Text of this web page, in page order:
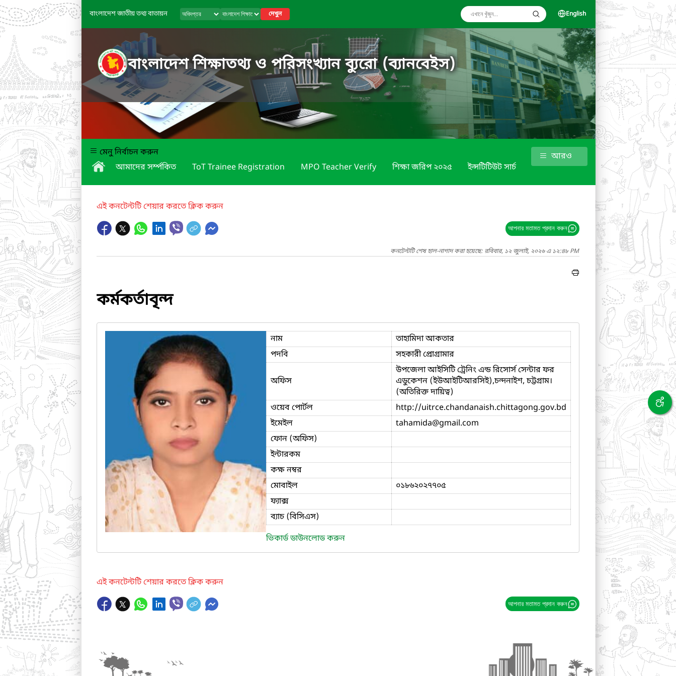
বাংলাদেশ জাতীয় তথ্য বাতায়ন দেখুন English
বাংলাদেশ শিক্ষাতথ্য ও পরিসংখ্যান ব্যুরো (ব্যানবেইস)
মেনু নির্বাচন করুন
আমাদের সর্ম্পকিত
ToT Trainee Registration MPO Teacher Verify শিক্ষা জরিপ ২০২৫ ইন্সটিটিউট সার্চ
আরও
এই কনটেন্টটি শেয়ার করতে ক্লিক করুন
আপনার মতামত প্রদান করুন
কনটেন্টটি শেষ হাল-নাগাদ করা হয়েছে: রবিবার, ১২ জুলাই, ২০২৬ এ ১২:৪৮ PM
কর্মকর্তাবৃন্দ
নাম
তাহামিদা আকতার
পদবি
সহকারী প্রোগ্রামার
অফিস
উপজেলা আইসিটি ট্রেনিং এন্ড রিসোর্স সেন্টার ফর
এডুকেশন (ইউআইটিআরসিই),চন্দনাইশ, চট্টগ্রাম।
(অতিরিক্ত দায়িত্ব)
ওয়েব পোর্টল
http://uitrce.chandanaish.chittagong.gov.bd
ইমেইল
tahamida@gmail.com
ফোন (অফিস)
ইন্টারকম
কক্ষ নম্বর
মোবাইল
০১৮৬২০২৭৭০৫
ফ্যাক্স
ব্যাচ (বিসিএস)
ভিকার্ড ডাউনলোড করুন
এই কনটেন্টটি শেয়ার করতে ক্লিক করুন
আপনার মতামত প্রদান করুন